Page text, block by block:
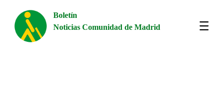
Boletín
Noticias Comunidad de Madrid